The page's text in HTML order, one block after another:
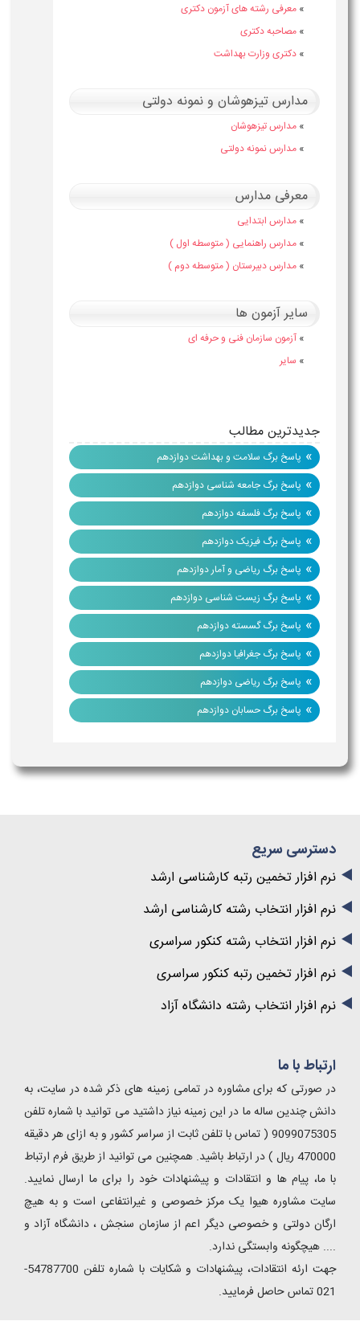
» معرفی رشته های آزمون دکتری
» مصاحبه دکتری
» دکتری وزارت بهداشت
مدارس تیزهوشان و نمونه دولتی
» مدارس تیزهوشان
» مدارس نمونه دولتی
معرفی مدارس
» مدارس ابتدایی
» مدارس راهنمایی ( متوسطه اول )
» مدارس دبیرستان ( متوسطه دوم )
سایر آزمون ها
» آزمون سازمان فنی و حرفه ای
» سایر
جدیدترین مطالب
» پاسخ برگ سلامت و بهداشت دوازدهم
» پاسخ برگ جامعه شناسی دوازدهم
» پاسخ برگ فلسفه دوازدهم
» پاسخ برگ فیزیک دوازدهم
» پاسخ برگ ریاضی و آمار دوازدهم
» پاسخ برگ زیست شناسی دوازدهم
» پاسخ برگ گسسته دوازدهم
» پاسخ برگ جغرافیا دوازدهم
» پاسخ برگ ریاضی دوازدهم
» پاسخ برگ حسابان دوازدهم
دسترسی سریع
نرم افزار تخمین رتبه کارشناسی ارشد
نرم افزار انتخاب رشته کارشناسی ارشد
نرم افزار انتخاب رشته کنکور سراسری
نرم افزار تخمین رتبه کنکور سراسری
نرم افزار انتخاب رشته دانشگاه آزاد
ارتباط با ما
در صورتی که برای مشاوره در تمامی زمینه های ذکر شده در سایت، به
دانش چندین ساله ما در این زمینه نیاز داشتید می توانید با شماره تلفن
9099075305 ( تماس با تلفن ثابت از سراسر کشور و به ازای هر دقیقه
470000 ریال ) در ارتباط باشید. همچنین می توانید از طریق فرم ارتباط
با ما، پیام ها و انتقادات و پیشنهادات خود را برای ما ارسال نمایید.
سایت مشاوره هیوا یک مرکز خصوصی و غیرانتفاعی است و به هیچ
ارگان دولتی و خصوصی دیگر اعم از سازمان سنجش ، دانشگاه آزاد و
.... هیچگونه وابستگی ندارد.
جهت ارئه انتقادات، پیشنهادات و شکایات با شماره تلفن 54787700-
021 تماس حاصل فرمایید.
✖
در مورد این مطلبسوالی داری؟ 👇
اینجا رو کلیک کن